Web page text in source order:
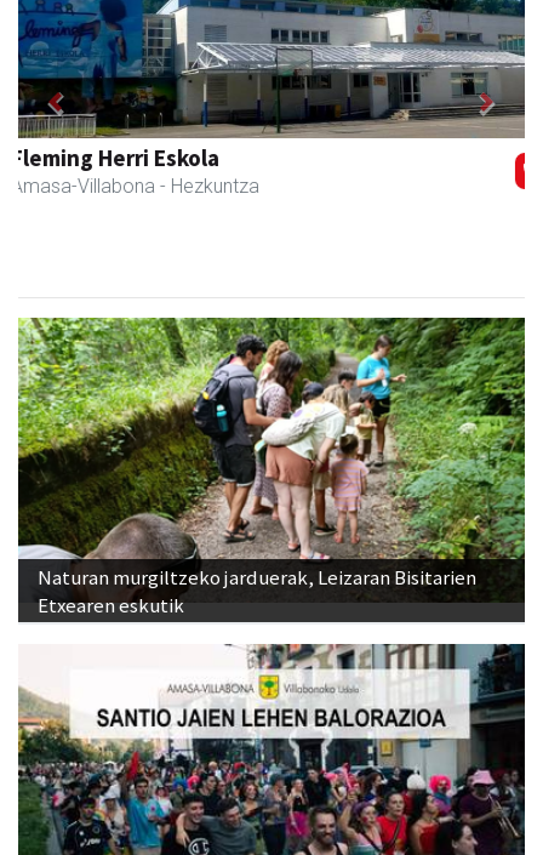
Iraola aholkularitza
Amasa-Villabona - Abokatuak
Previous Next
Naturan murgiltzeko jarduerak, Leizaran Bisitarien
Etxearen eskutik